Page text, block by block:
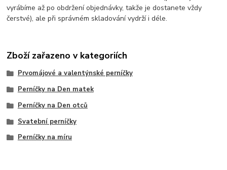
vyrábíme až po obdržení objednávky, takže je dostanete vždy
čerstvé), ale při správném skladování vydrží i déle.
Zboží zařazeno v kategoriích
Prvomájové a valentýnské perníčky
Perníčky na Den matek
Perníčky na Den otců
Svatební perníčky
Perníčky na míru